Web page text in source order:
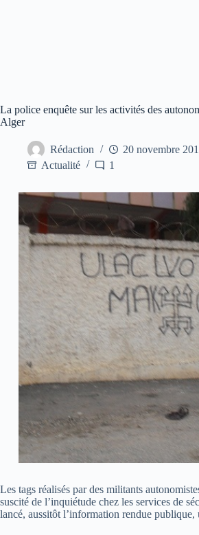
La police enquête sur les activités des
Alger
Rédaction
20 novembre
Actualité
1
Les tags réalisés par des militants
suscité de l’inquiétude chez les services de
lancé, aussitôt l’information rendue publique,